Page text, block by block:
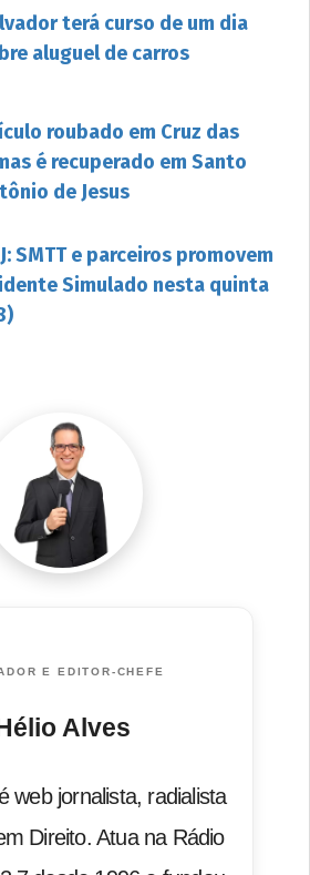
terá curso de um dia
aluguel de carros
roubado em Cruz das
é recuperado em Santo
de Jesus
SMTT e parceiros promovem
Simulado nesta quinta
E EDITOR-CHEFE
Alves
web jornalista, radialista
Direito. Atua na Rádio